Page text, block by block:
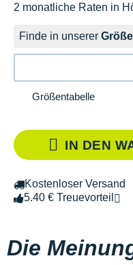
2 monatliche Raten in
Ohne Zusatzkosten
Finde in unserer
Größentabelle
IN DEN
Kostenloser Versand
5.40 € Treuevorteil
Die